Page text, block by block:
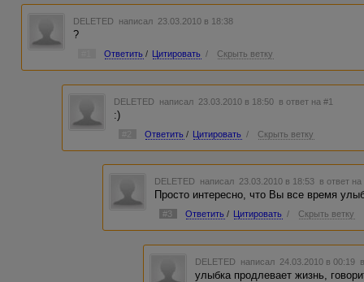
DELETED написал 23.03.2010 в 18:38
?
Ответить / Цитировать / Скрыть ветку
DELETED написал 23.03.2010 в 18:50 в ответ на #1
:)
Ответить / Цитировать / Скрыть ветку
DELETED написал 23.03.2010 в 18:53 в ответ на
Просто интересно, что Вы все время
#3 Ответить / Цитировать / Скрыть ветку
DELETED написал 24.03.2010 в 00:19
улыбка продлевает жизнь,